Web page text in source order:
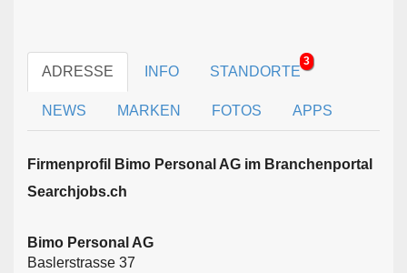
ADRESSE INFO STANDORTE
3
NEWS MARKEN FOTOS APPS
Firmen­profil Bimo Personal AG im Branchen­portal
Searchjobs.ch
Bimo Personal AG
Baslerstrasse 37